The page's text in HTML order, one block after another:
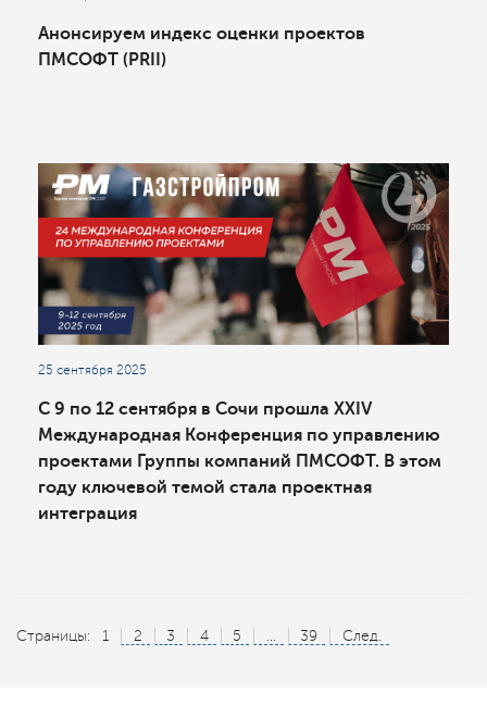
Анонсируем индекс оценки проектов
ПМСОФТ (PRII)
25 сентября 2025
С 9 по 12 сентября в Сочи прошла XXIV
Международная Конференция по управлению
проектами Группы компаний ПМСОФТ. В этом
году ключевой темой стала проектная
интеграция
Страницы: 1 2 3 4 5 ... 39 След.